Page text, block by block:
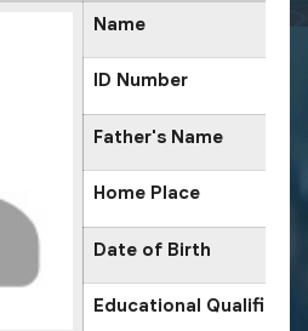
Name
ID Number
Father's Name
Home Place
Date of Birth
Educational